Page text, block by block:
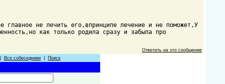
главное не лечить его,впринципе лечение и не поможет,У
как только родила сразу и забыла про
Ответить на это сообщение
Все собеседники Поиск